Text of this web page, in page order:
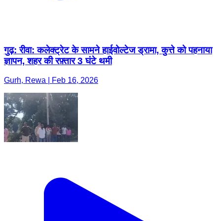
गुढ़: रीवा: कलेक्ट्रेट के सामने हाईवोल्टेज ड्रामा, कुत्ते को पहनाया
ज्ञापन, शहर की रफ़्तार 3 घंटे थमी
Gurh, Rewa | Feb 16, 2026